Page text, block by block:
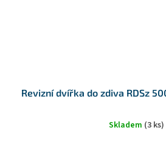
Revizní dvířka do zdiva RDSz
Skladem (3 ks)